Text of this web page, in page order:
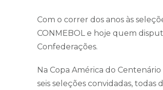
Com o correr dos anos às
CONMEBOL e hoje quem
Confederações.
Na Copa América do
seis seleções convidadas, todas